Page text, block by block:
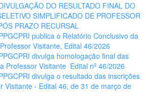
DO RESULTADO FINAL DO
SIMPLIFICADO DE PROFESSOR
PRAZO RECURSAL
publica o Relatório Conclusivo da
Visitante, Edital 46/2026
divulga homologação final das
Professor Visitante  Edital nº 46/2026
divulga o resultado das inscrições
Visitante - Edital 46, de 31 de março de